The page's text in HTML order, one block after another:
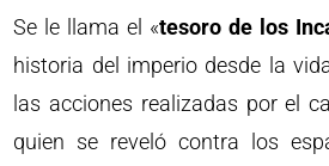
Se le llama el «tesoro de los
historia del imperio desde la
las acciones realizadas por el
quien se reveló contra los